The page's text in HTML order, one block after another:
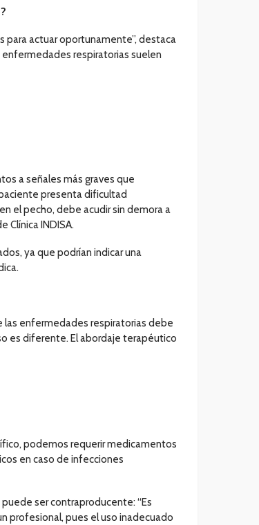
para actuar oportunamente”, destaca
enfermedades respiratorias suelen
a señales más graves que
presenta dificultad
el pecho, debe acudir sin demora a
Clínica INDISA.
ya que podrían indicar una
las enfermedades respiratorias debe
es diferente. El abordaje terapéutico
podemos requerir medicamentos
en caso de infecciones
ser contraproducente: “Es
profesional, pues el uso inadecuado